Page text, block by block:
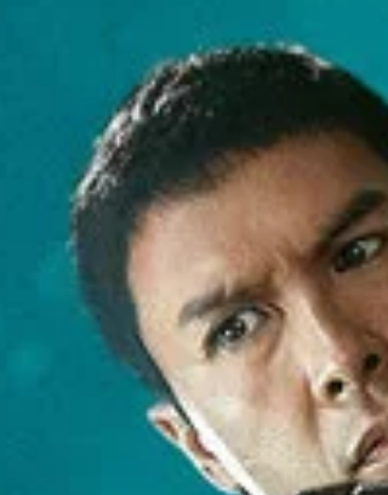
Anraten seiner Anwälte bekennt sich Ma
schnell schuldig, doch anstatt einer
Strafe wird er zu 27 Jahren Gefängnis
verurteilt. Fok, der früher ein Cop war, stellt
weitere Ermittlungen an .